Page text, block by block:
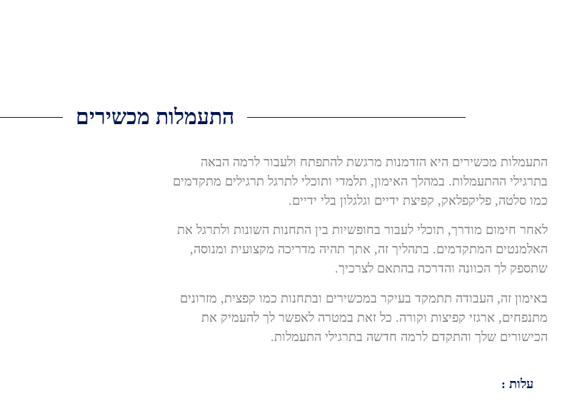
התעמלות מכשירים
התעמלות מכשירים היא הזדמנות מרגשת להתפתח ולעבור לרמה הבאה
בתרגילי ההתעמלות. במהלך האימון, תלמדי ותוכלי לתרגל תרגילים מתקדמים
כמו סלטה, פליקפלאק, קפיצת ידיים וגלגלון בלי ידיים.
לאחר חימום מודרך, תוכלי לעבור בחופשיות בין התחנות השונות ולתרגל את
האלמנטים המתקדמים. בתהליך זה, אתך תהיה מדריכה מקצועית ומנוסה,
שתספק לך הכוונה והדרכה בהתאם לצרכיך.
באימון זה, העבודה תתמקד בעיקר במכשירים ובתחנות כמו קפצית, מזרונים
מתנפחים, ארגזי קפיצות וקורה. כל זאת במטרה לאפשר לך להעמיק את
הכישורים שלך והתקדם לרמה חדשה בתרגילי התעמלות.
עלות :